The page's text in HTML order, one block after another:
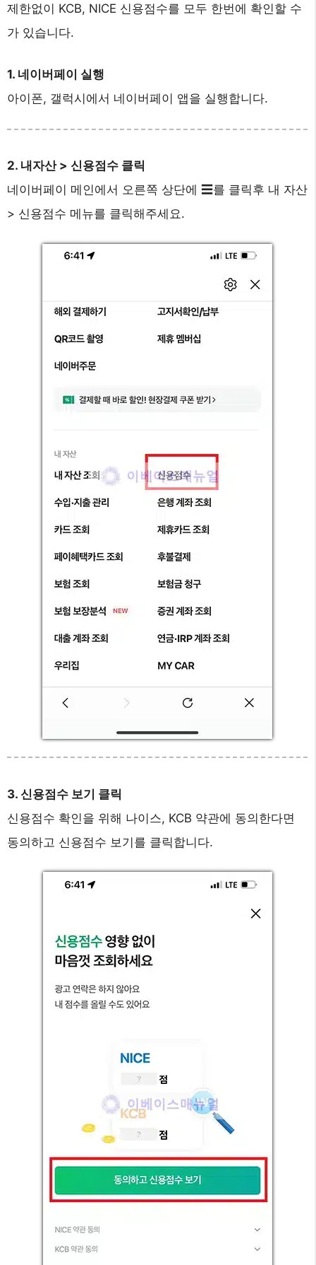
제한없이 KCB, NICE 신용점수를 모두 한번에 확인할 수
가 있습니다.
1. 네이버페이 실행
아이폰, 갤럭시에서 네이버페이 앱을 실행합니다.
2. 내자산 > 신용점수 클릭
네이버페이 메인에서 오른쪽 상단에 ☰를 클릭후 내 자산
> 신용점수 메뉴를 클릭해주세요.
3. 신용점수 보기 클릭
신용점수 확인을 위해 나이스, KCB 약관에 동의한다면
동의하고 신용점수 보기를 클릭합니다.